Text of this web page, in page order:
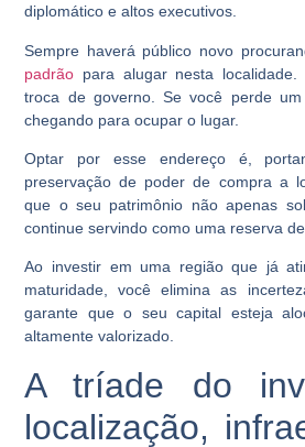
diplomático e altos executivos.
Sempre haverá público novo
padrão para alugar nesta localidade.
troca de governo. Se você perde
chegando para ocupar o lugar.
Optar por esse endereço é,
preservação de poder de compra a
que o seu patrimônio não apenas
continue servindo como uma reserva
Ao investir em uma região que já
maturidade, você elimina as
garante que o seu capital esteja
altamente valorizado.
A tríade do
localização,